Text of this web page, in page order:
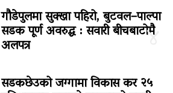
४
गौडेपुलमा सुक्खा पहिरो, बुटवल–पाल्पा
सडक पूर्ण अवरुद्ध : सवारी बीचबाटोमै
अलपत्र
सडकछेउको जग्गामा विकास कर २५